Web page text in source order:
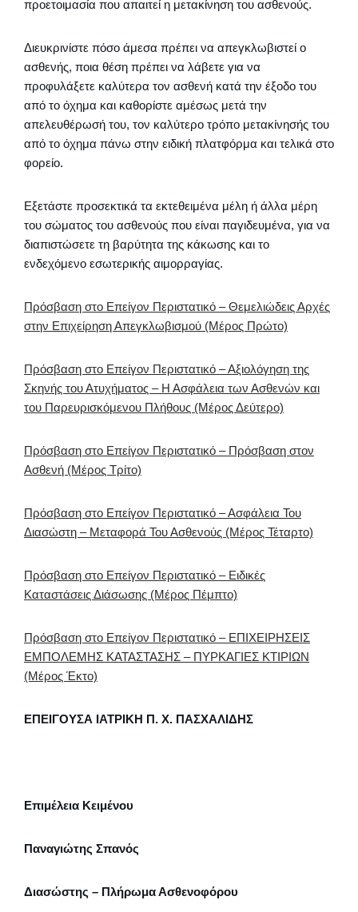
προετοιμασία που απαιτεί η μετακίνηση του ασθενούς.
Διευκρινίστε πόσο άμεσα πρέπει να απεγκλωβιστεί ο
ασθενής, ποια θέση πρέπει να λάβετε για να
προφυλάξετε καλύτερα τον ασθενή κατά την έξοδο του
από το όχημα και καθορίστε αμέσως μετά την
απελευθέρωσή του, τον καλύτερο τρόπο μετακίνησής του
από το όχημα πάνω στην ειδική πλατφόρμα και τελικά στο
φορείο.
Εξετάστε προσεκτικά τα εκτεθειμένα μέλη ή άλλα μέρη
του σώματος του ασθενούς που είναι παγιδευμένα, για να
διαπιστώσετε τη βαρύτητα της κάκωσης και το
ενδεχόμενο εσωτερικής αιμορραγίας.
Πρόσβαση στο Επείγον Περιστατικό – Θεμελιώδεις Αρχές
στην Επιχείρηση Απεγκλωβισμού (Μέρος Πρώτο)
Πρόσβαση στο Επείγον Περιστατικό – Αξιολόγηση της
Σκηνής του Ατυχήματος – Η Ασφάλεια των Ασθενών και
του Παρευρισκόμενου Πλήθους (Μέρος Δεύτερο)
Πρόσβαση στο Επείγον Περιστατικό – Πρόσβαση στον
Ασθενή (Μέρος Τρίτο)
Πρόσβαση στο Επείγον Περιστατικό – Ασφάλεια Του
Διασώστη – Μεταφορά Του Ασθενούς (Μέρος Τέταρτο)
Πρόσβαση στο Επείγον Περιστατικό – Ειδικές
Καταστάσεις Διάσωσης (Μέρος Πέμπτο)
Πρόσβαση στο Επείγον Περιστατικό – ΕΠΙΧΕΙΡΗΣΕΙΣ
ΕΜΠΟΛΕΜΗΣ ΚΑΤΑΣΤΑΣΗΣ – ΠΥΡΚΑΓΙΕΣ ΚΤΙΡΙΩΝ
(Μέρος Έκτο)
ΕΠΕΙΓΟΥΣΑ ΙΑΤΡΙΚΗ Π. Χ. ΠΑΣΧΑΛΙΔΗΣ
Επιμέλεια Κειμένου
Παναγιώτης Σπανός
Διασώστης – Πλήρωμα Ασθενοφόρου